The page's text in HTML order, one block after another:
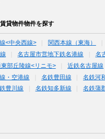
貸物件物件を探す
<中央西線> 関西本線（東海）
名古屋市営地下鉄名港線 名
部丘陵線<リニモ> 近鉄名古屋線
・空港線 名鉄豊田線 名鉄河
豊川線 名鉄知多新線 名鉄蒲